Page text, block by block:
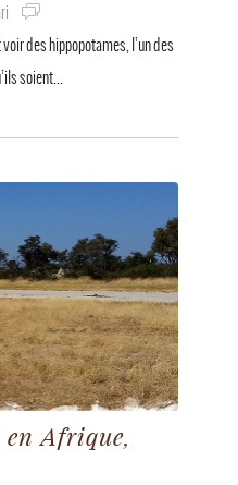
des hippopotames, l’un des
soient...
Afrique,